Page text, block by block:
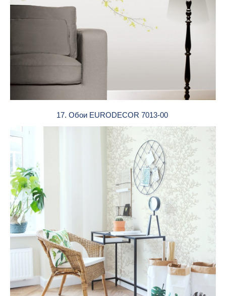
17. Обои EURODECOR 7013-00